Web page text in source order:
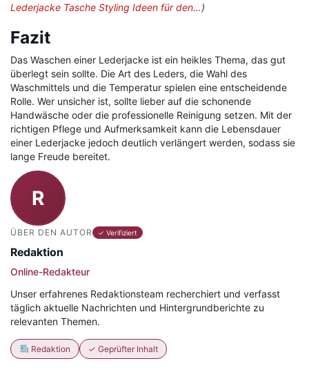
Lederjacke Tasche Styling Ideen für den…)
Fazit
Das Waschen einer Lederjacke ist ein heikles Thema, das gut
überlegt sein sollte. Die Art des Leders, die Wahl des
Waschmittels und die Temperatur spielen eine entscheidende
Rolle. Wer unsicher ist, sollte lieber auf die schonende
Handwäsche oder die professionelle Reinigung setzen. Mit der
richtigen Pflege und Aufmerksamkeit kann die Lebensdauer
einer Lederjacke jedoch deutlich verlängert werden, sodass sie
lange Freude bereitet.
R
ÜBER DEN AUTOR ✓ Verifiziert
Redaktion
Online-Redakteur
Unser erfahrenes Redaktionsteam recherchiert und verfasst
täglich aktuelle Nachrichten und Hintergrundberichte zu
relevanten Themen.
Redaktion ✓ Geprüfter Inhalt